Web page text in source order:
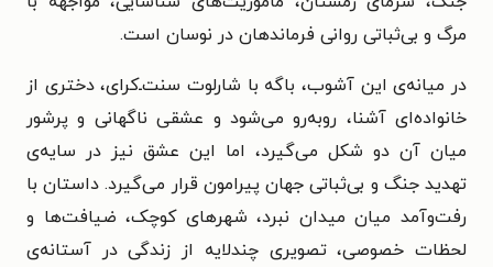
مرگ و بی‌ثباتی روانی فرماندهان در نوسان است.
در میانه‌ی این آشوب، باگه با شارلوت سنت‌ـ‌کرای، دختری از
خانواده‌ای آشنا، روبه‌رو می‌شود و عشقی ناگهانی و پرشور
میان آن دو شکل می‌گیرد، اما این عشق نیز در سایه‌ی
تهدید جنگ و بی‌ثباتی جهان پیرامون قرار می‌گیرد. داستان با
رفت‌وآمد میان میدان نبرد، شهرهای کوچک، ضیافت‌ها و
لحظات خصوصی، تصویری چندلایه از زندگی در آستانه‌ی